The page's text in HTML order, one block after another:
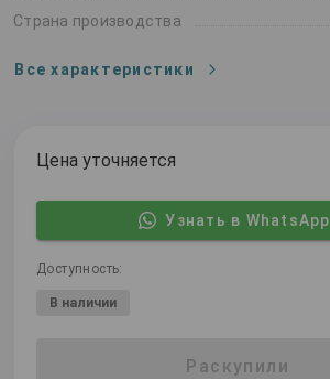
Страна производства
Все характеристики
Цена уточняется
Узнать в WhatsApp
Доступность:
В наличии
Раскупили